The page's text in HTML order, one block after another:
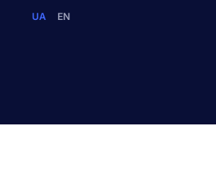
UA EN